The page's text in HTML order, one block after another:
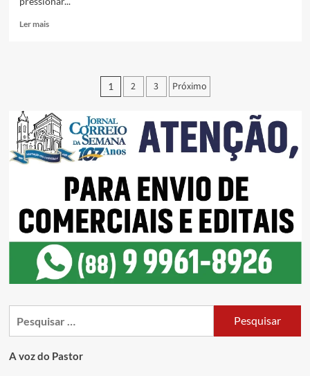
Ler mais
1 2 3 Próximo
A voz do Pastor